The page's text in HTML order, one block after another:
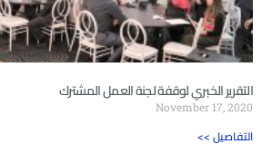
التقرير الخبري لوقفة لجنة العمل المشترك
November 17, 2020
<< التفاصيل